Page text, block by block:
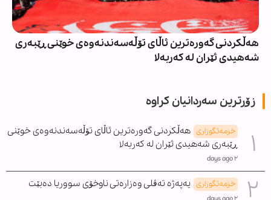
هەڵکردنی گەورەترین ئاڵای تۆڵەسەندنەوەی خوێنی ڕێبەری
شەهیدی ئێران لە کەربەلا
زۆرترین سەردانیان کراوە
خزمەتگوزاری هەڵکردنی گەورەترین ئاڵای تۆڵەسەندنەوەی خوێنی
ڕێبەری شەهیدی ئێران لە کەربەلا
٢ days ago
خزمەتگوزاری یەپەژە تەڤلی وەزارەتی ناوخۆی سووریا دەبێت